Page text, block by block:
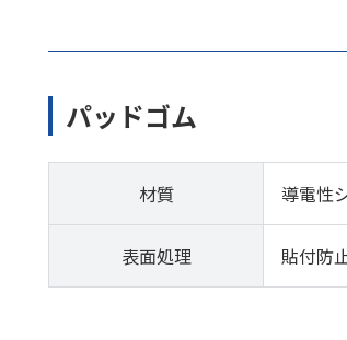
パッドゴム
材質 導電性
表面処理 貼付防